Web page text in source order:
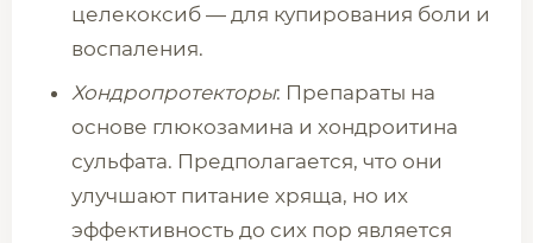
целекоксиб — для купирования боли и
воспаления.
Хондропротекторы: Препараты на
основе глюкозамина и хондроитина
сульфата. Предполагается, что они
улучшают питание хряща, но их
эффективность до сих пор является